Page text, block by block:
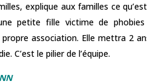
explique aux familles ce
petite fille victime de
association. Elle mettra 2
C’est le pilier de l’équipe.